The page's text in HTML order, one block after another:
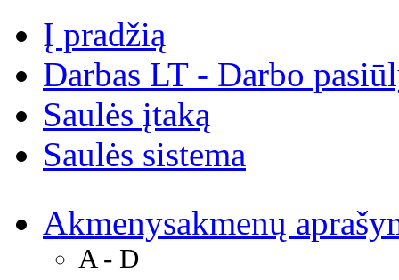
Į pradžią
Darbas LT - Darbo
Saulės įtaką
Saulės sistema
Akmenysakmenų
A - D